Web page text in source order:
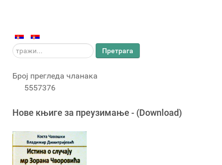
тражи... Претрага
Број прегледа чланака
5557376
Новe књигe за преузимање - (Download)